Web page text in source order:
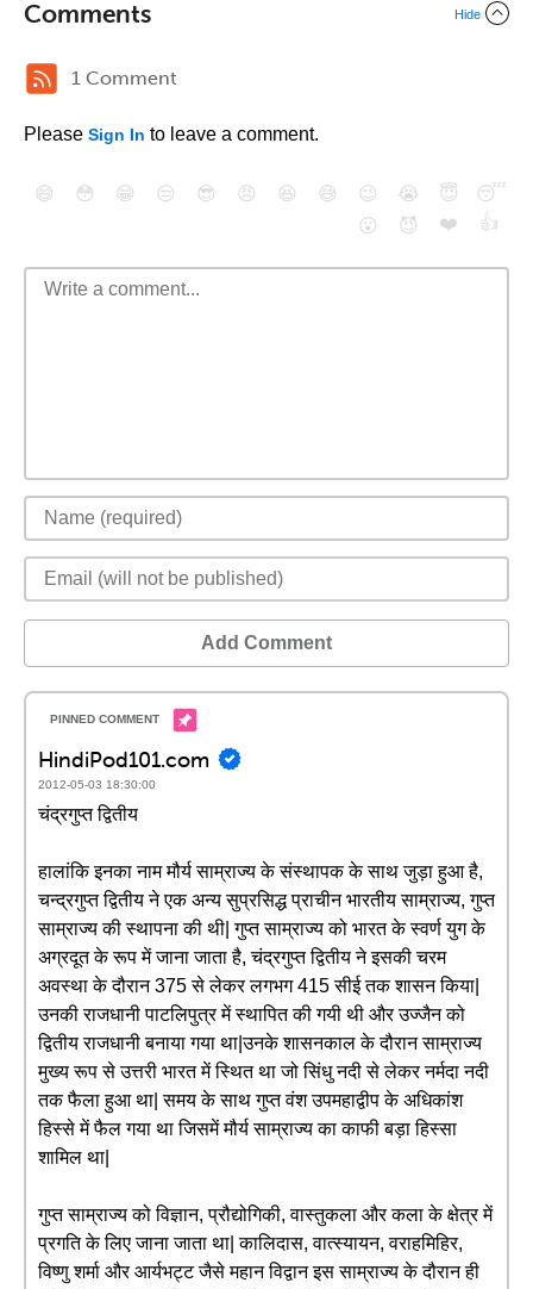
Comments Hide
1 Comment
Please Sign In to leave a comment.
😄 😳 😁 😒 😎 😠 😆 😅 😉 😭 😇
😴
😮
😈 ❤️ 👍
Add Comment
HindiPod101.com
2012-05-03 18:30:00
चंद्रगुप्त द्वितीय
हालांकि इनका नाम मौर्य साम्राज्य के संस्थापक के साथ जुड़ा हुआ है,
चन्द्रगुप्त द्वितीय ने एक अन्य सुप्रसिद्ध प्राचीन भारतीय साम्राज्य, गुप्त
साम्राज्य की स्थापना की थी| गुप्त साम्राज्य को भारत के स्वर्ण युग के
अग्रदूत के रूप में जाना जाता है, चंद्रगुप्त द्वितीय ने इसकी चरम
अवस्था के दौरान 375 से लेकर लगभग 415 सीई तक शासन किया|
उनकी राजधानी पाटलिपुत्र में स्थापित की गयी थी और उज्जैन को
द्वितीय राजधानी बनाया गया था|उनके शासनकाल के दौरान साम्राज्य
मुख्य रूप से उत्तरी भारत में स्थित था जो सिंधु नदी से लेकर नर्मदा नदी
तक फैला हुआ था| समय के साथ गुप्त वंश उपमहाद्वीप के अधिकांश
हिस्से में फैल गया था जिसमें मौर्य साम्राज्य का काफी बड़ा हिस्सा
शामिल था|
गुप्त साम्राज्य को विज्ञान, प्रौद्योगिकी, वास्तुकला और कला के क्षेत्र में
प्रगति के लिए जाना जाता था| कालिदास, वात्स्यायन, वराहमिहिर,
विष्णु शर्मा और आर्यभट्ट जैसे महान विद्वान इस साम्राज्य के दौरान ही